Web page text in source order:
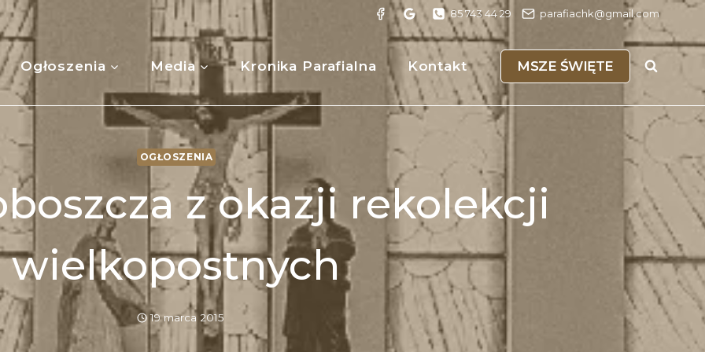
85 743 44 29 parafiachk@gmail.com
Ogłoszenia Media Kronika Parafialna Kontakt MSZE ŚWIĘTE
OGŁOSZENIA
z okazji rekolekcji
wielkopostnych
19 marca 2015